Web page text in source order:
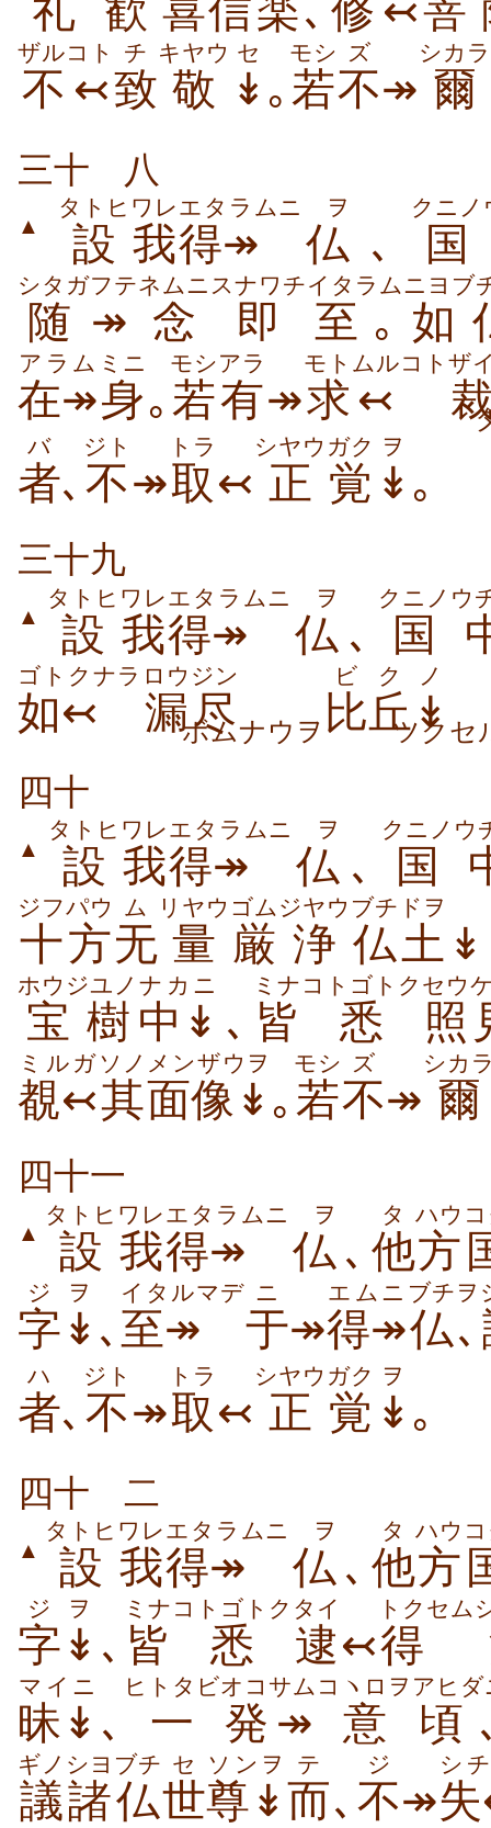
礼 歓 喜信楽､ 修↢菩
不↢
ザルコト
致
チ
敬
キヤウ
↡
セ
｡ 若
モシ
不
ズ
↠ 爾
シカラ
三十 八
▲ 設
タトヒ
我
ワレ
得↠
エタラムニ
仏
ヲ
､ 国
クニノ
随↠
シタガフテ
念
ネムニ
即
スナワチ
至｡
イタラム
如
ニヨブ
在↠
アラム
身
ミニ
｡ 若
モシ
有
アラ
↠求↢
モトムルコト ザ
者
バ
､ 不
ジト
↠取
トラ
↢ 正
シヤウ
覚
ガク
↡
ヲ
｡
三十九
▲ 設
タトヒ
我
ワレ
得↠
エタラムニ
仏
ヲ
､ 国
クニノ ウ
如↢
ゴトクナラ
漏尽
ロウジン
ボムナウヲ 比丘
ビク
↡
ノ
ツクセ
四十
▲ 設
タトヒ
我
ワレ
得↠
エタラムニ
仏
ヲ
､ 国
クニノ ウ
十方
ジフパウ
无
ム
量
リヤウ
厳
ゴム
浄
ジヤウ
仏土
ブチドヲ
宝樹
ホウジユノ
中↡
ナカニ
､ 皆
ミナ
悉
コトゴトク
照
セウ
覩↢
ミルガ
其
ソノ
面像↡
メンザウヲ
｡ 若
モシ
不
ズ
↠ 爾
シカ
四十一
▲ 設
タトヒ
我
ワレ
得↠
エタラムニ
仏
ヲ
､ 他
タ
方
ハウ
字
ジ
↡
ヲ
､ 至↠
イタルマデ
于
ニ
↠得↠
エムニ
仏､
ブチヲ
者
ハ
､ 不
ジト
↠取
トラ
↢ 正
シヤウ
覚
ガク
↡
ヲ
｡
四十 二
▲ 設
タトヒ
我
ワレ
得↠
エタラムニ
仏
ヲ
､ 他
タ
方
ハウ
字
ジ
↡
ヲ
､ 皆
ミナ
悉
コトゴトク
逮
タイ
↢得
トクセム
昧↡
マイニ
､ 一
ヒトタビ
発↠
オコサム
意
コヽロヲ
頃
アヒダ
議
ギノ
諸仏
シヨブチ
世
セ
尊↡
ソンヲ
而
テ
､ 不
ジ
↠
シ